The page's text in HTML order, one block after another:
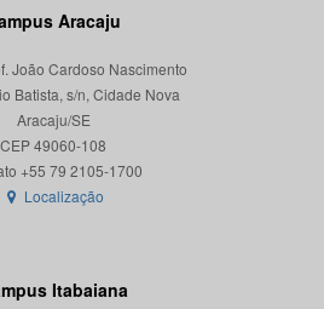
Aracaju
João Cardoso Nascimento
Batista, s/n, Cidade Nova
Aracaju/SE
CEP 49060-108
Localização
Itabaiana